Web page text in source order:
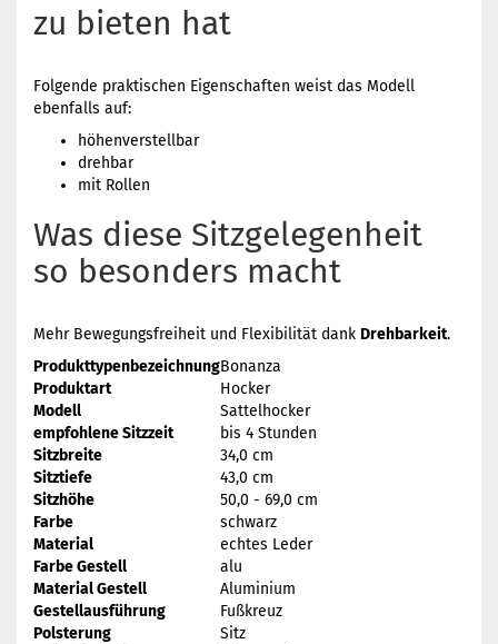
zu bieten hat
Folgende praktischen Eigenschaften weist das Modell
ebenfalls auf:
höhenverstellbar
drehbar
mit Rollen
Was diese Sitzgelegenheit
so besonders macht
Mehr Bewegungsfreiheit und Flexibilität dank Drehbarkeit.
ProdukttypenbezeichnungBonanza
Produktart
Hocker
Modell
Sattelhocker
empfohlene Sitzzeit
bis 4 Stunden
Sitzbreite
34,0 cm
Sitztiefe
43,0 cm
Sitzhöhe
50,0 - 69,0 cm
Farbe
schwarz
Material
echtes Leder
Farbe Gestell
alu
Material Gestell
Aluminium
Gestellausführung
Fußkreuz
Polsterung
Sitz